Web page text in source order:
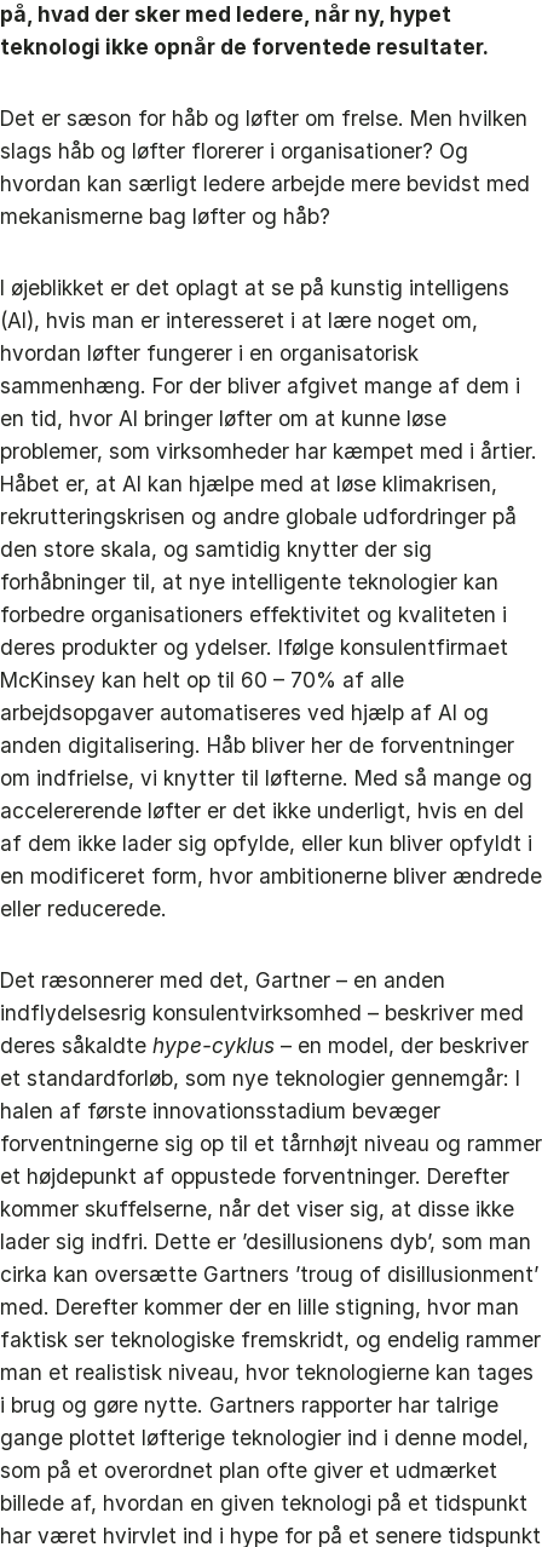
på, hvad der sker med ledere, når ny, hypet
teknologi ikke opnår de forventede resultater.
Det er sæson for håb og løfter om frelse. Men hvilken
slags håb og løfter florerer i organisationer? Og
hvordan kan særligt ledere arbejde mere bevidst med
mekanismerne bag løfter og håb?
I øjeblikket er det oplagt at se på kunstig intelligens
(AI), hvis man er interesseret i at lære noget om,
hvordan løfter fungerer i en organisatorisk
sammenhæng. For der bliver afgivet mange af dem i
en tid, hvor AI bringer løfter om at kunne løse
problemer, som virksomheder har kæmpet med i årtier.
Håbet er, at AI kan hjælpe med at løse klimakrisen,
rekrutteringskrisen og andre globale udfordringer på
den store skala, og samtidig knytter der sig
forhåbninger til, at nye intelligente teknologier kan
forbedre organisationers effektivitet og kvaliteten i
deres produkter og ydelser. Ifølge konsulentfirmaet
McKinsey kan helt op til 60 – 70% af alle
arbejdsopgaver automatiseres ved hjælp af AI og
anden digitalisering. Håb bliver her de forventninger
om indfrielse, vi knytter til løfterne. Med så mange og
accelererende løfter er det ikke underligt, hvis en del
af dem ikke lader sig opfylde, eller kun bliver opfyldt i
en modificeret form, hvor ambitionerne bliver ændrede
eller reducerede.
Det ræsonnerer med det, Gartner – en anden
indflydelsesrig konsulentvirksomhed – beskriver med
deres såkaldte hype-cyklus – en model, der beskriver
et standardforløb, som nye teknologier gennemgår: I
halen af første innovationsstadium bevæger
forventningerne sig op til et tårnhøjt niveau og rammer
et højdepunkt af oppustede forventninger. Derefter
kommer skuffelserne, når det viser sig, at disse ikke
lader sig indfri. Dette er ’desillusionens dyb’, som man
cirka kan oversætte Gartners ’troug of disillusionment’
med. Derefter kommer der en lille stigning, hvor man
faktisk ser teknologiske fremskridt, og endelig rammer
man et realistisk niveau, hvor teknologierne kan tages
i brug og gøre nytte. Gartners rapporter har talrige
gange plottet løfterige teknologier ind i denne model,
som på et overordnet plan ofte giver et udmærket
billede af, hvordan en given teknologi på et tidspunkt
har været hvirvlet ind i hype for på et senere tidspunkt